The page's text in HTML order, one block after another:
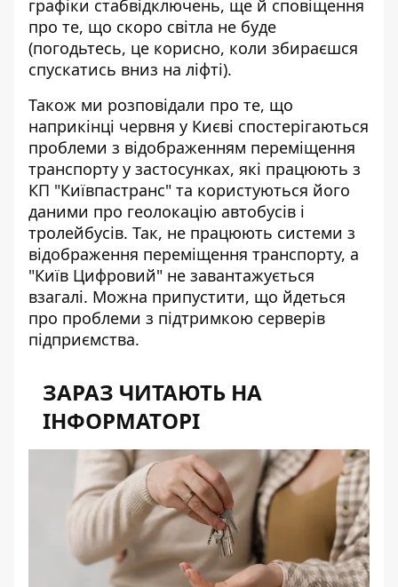
графіки стабвідключень, ще й сповіщення
про те, що скоро світла не буде
(погодьтесь, це корисно, коли збираєшся
спускатись вниз на ліфті).
Також ми розповідали про те, що
наприкінці червня у Києві спостерігаються
проблеми з відображенням переміщення
транспорту у застосунках, які працюють з
КП "Київпастранс" та користуються його
даними про геолокацію автобусів і
тролейбусів. Так, не працюють системи з
відображення переміщення транспорту, а
"Київ Цифровий" не завантажується
взагалі. Можна припустити, що йдеться
про проблеми з підтримкою серверів
підприємства.
ЗАРАЗ ЧИТАЮТЬ НА
ІНФОРМАТОРІ